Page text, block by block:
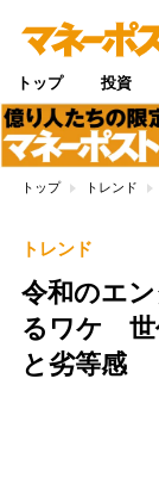
トップ 投資
トップ トレンド
トレンド
令和のエ
るワケ 世
と劣等感